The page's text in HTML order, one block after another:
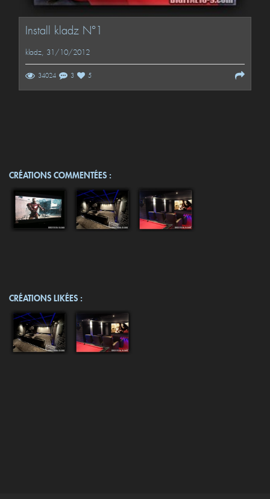
Install kladz N°1
kladz, 31/10/2012
34024 3 5
CRÉATIONS COMMENTÉES :
CRÉATIONS LIKÉES :